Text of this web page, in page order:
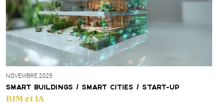
NOVEMBRE 2025
SMART BUILDINGS / SMART CITIES / START-UP
BIM et IA